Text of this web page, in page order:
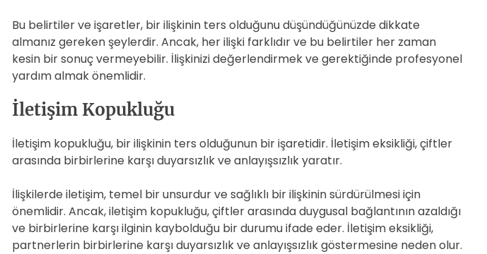
Bu belirtiler ve işaretler, bir ilişkinin ters olduğunu düşündüğünüzde dikkate
almanız gereken şeylerdir. Ancak, her ilişki farklıdır ve bu belirtiler her zaman
kesin bir sonuç vermeyebilir. İlişkinizi değerlendirmek ve gerektiğinde profesyonel
yardım almak önemlidir.
İletişim Kopukluğu
İletişim kopukluğu, bir ilişkinin ters olduğunun bir işaretidir. İletişim eksikliği, çiftler
arasında birbirlerine karşı duyarsızlık ve anlayışsızlık yaratır.
İlişkilerde iletişim, temel bir unsurdur ve sağlıklı bir ilişkinin sürdürülmesi için
önemlidir. Ancak, iletişim kopukluğu, çiftler arasında duygusal bağlantının azaldığı
ve birbirlerine karşı ilginin kaybolduğu bir durumu ifade eder. İletişim eksikliği,
partnerlerin birbirlerine karşı duyarsızlık ve anlayışsızlık göstermesine neden olur.